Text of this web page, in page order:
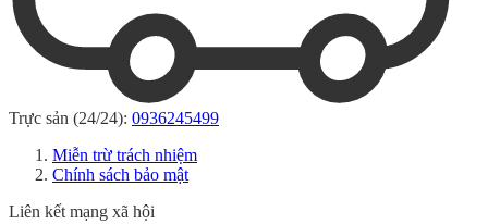
Trực sản (24/24): 0936245499
Miễn trừ trách nhiệm
Chính sách bảo mật
Liên kết mạng xã hội